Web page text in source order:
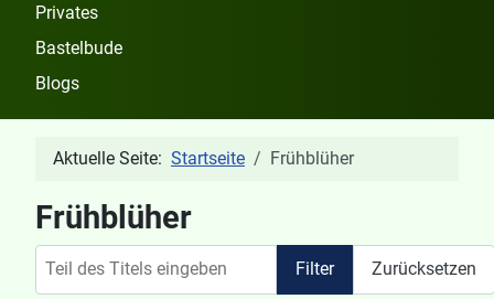
Privates
Bastelbude
Blogs
Aktuelle Seite: Startseite Frühblüher
Frühblüher
Filter Zurücksetzen